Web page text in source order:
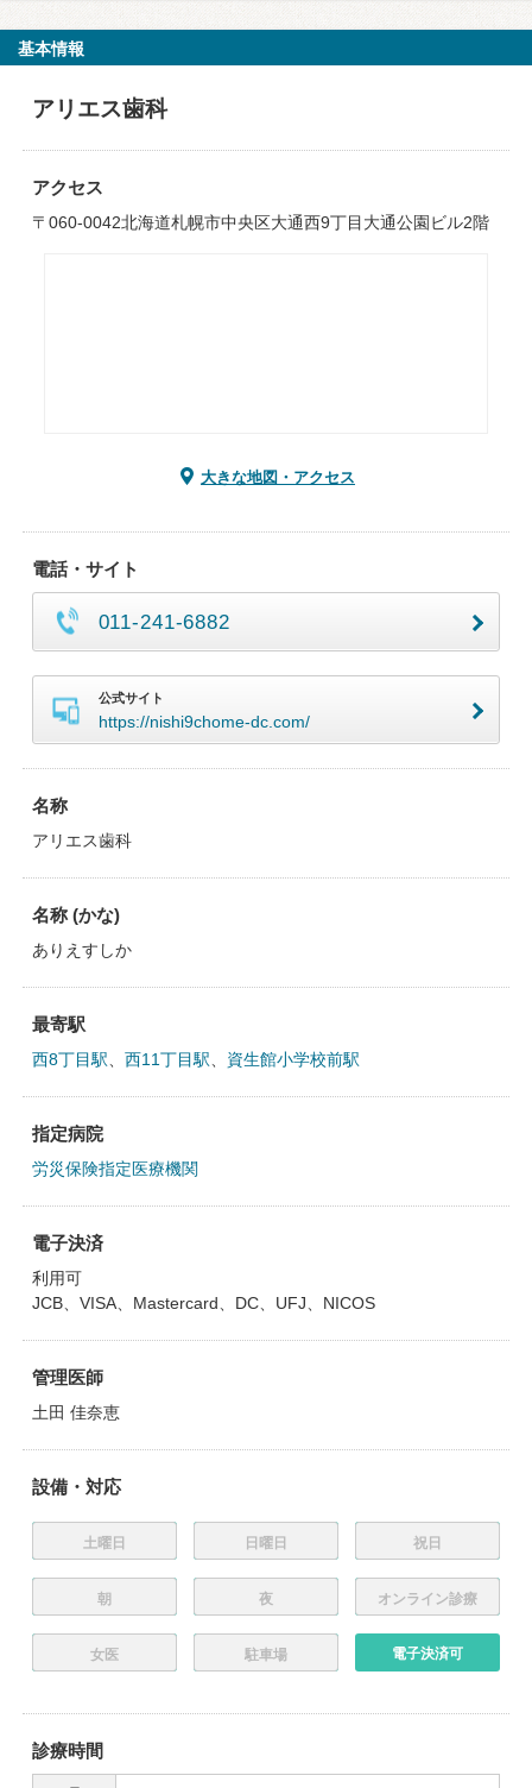
基本情報
アリエス歯科
アクセス
〒060-0042北海道札幌市中央区大通西9丁目大通公園ビル2階
大きな地図・アクセス
電話・サイト
011-241-6882
公式サイト
https://nishi9chome-dc.com/
名称
アリエス歯科
名称 (かな)
ありえすしか
最寄駅
西8丁目駅 西11丁目駅 資生館小学校前駅
指定病院
労災保険指定医療機関
電子決済
利用可
JCB、VISA、Mastercard、DC、UFJ、NICOS
管理医師
土田 佳奈恵
設備・対応
土曜日 日曜日 祝日
朝 夜 オンライン診療
女医 駐車場 電子決済可
診療時間